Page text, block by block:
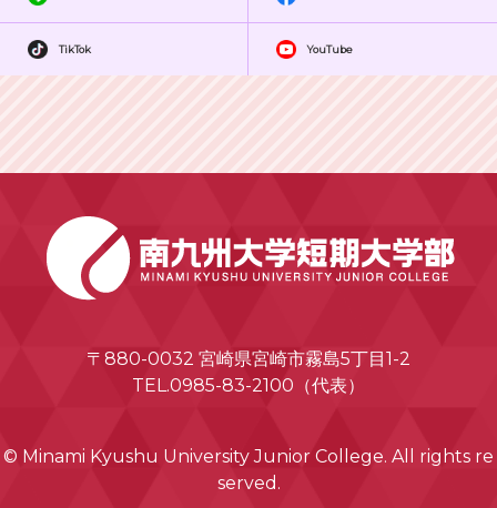
TikTok YouTube
〒880-0032 宮崎県宮崎市霧島5丁目1-2
TEL.0985-83-2100（代表）
© Minami Kyushu University Junior College. All rights re
served.